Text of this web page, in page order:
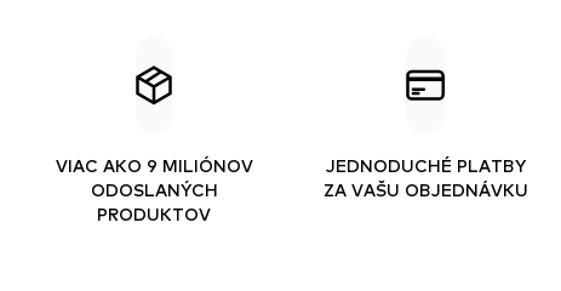
VIAC AKO 9 MILIÓNOV
ODOSLANÝCH
PRODUKTOV
JEDNODUCHÉ PLATBY
ZA VAŠU OBJEDNÁVKU